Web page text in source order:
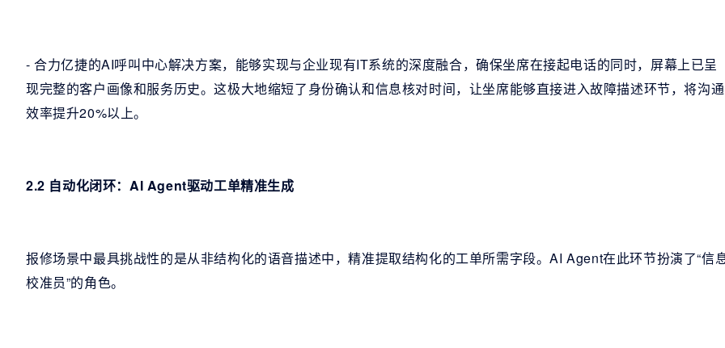
- 合力亿捷的AI呼叫中心解决方案，能够实现与企业现有IT系统的深度融合，确保坐席在接起电话的同时，屏幕上已呈
现完整的客户画像和服务历史。这极大地缩短了身份确认和信息核对时间，让坐席能够直接进入故障描述环节，将沟通
效率提升20%以上。
2.2 自动化闭环：AI Agent驱动工单精准生成
报修场景中最具挑战性的是从非结构化的语音描述中，精准提取结构化的工单所需字段。AI Agent在此环节扮演了“信
校准员”的角色。